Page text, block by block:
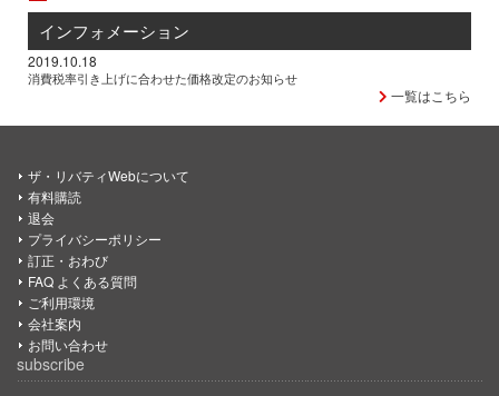
インフォメーション
2019.10.18
消費税率引き上げに合わせた価格改定のお知らせ
一覧はこちら
ザ・リバティWebについて
有料購読
退会
プライバシーポリシー
訂正・おわび
FAQ よくある質問
ご利用環境
会社案内
お問い合わせ
subscribe